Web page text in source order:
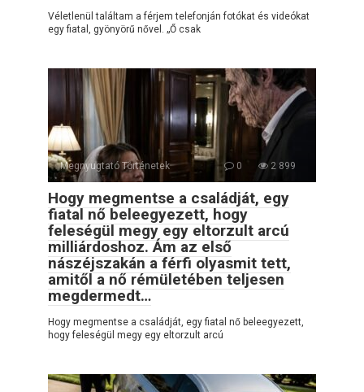
Véletlenül találtam a férjem telefonján fotókat és videókat
egy fiatal, gyönyörű nővel. „Ő csak
Megnyugtató Történetek 0 2 899
Hogy megmentse a családját, egy
fiatal nő beleegyezett, hogy
feleségül megy egy eltorzult arcú
milliárdoshoz. Ám az első
nászéjszakán a férfi olyasmit tett,
amitől a nő rémületében teljesen
megdermedt…
Hogy megmentse a családját, egy fiatal nő beleegyezett,
hogy feleségül megy egy eltorzult arcú